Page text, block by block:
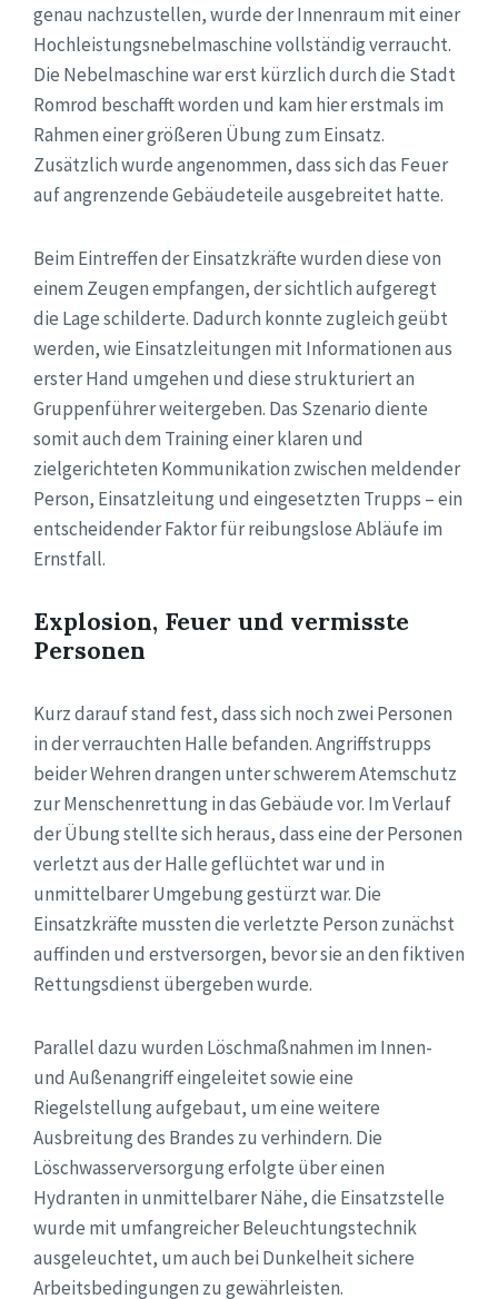
genau nachzustellen, wurde der Innenraum mit einer
Hochleistungsnebelmaschine vollständig verraucht.
Die Nebelmaschine war erst kürzlich durch die Stadt
Romrod beschafft worden und kam hier erstmals im
Rahmen einer größeren Übung zum Einsatz.
Zusätzlich wurde angenommen, dass sich das Feuer
auf angrenzende Gebäudeteile ausgebreitet hatte.
Beim Eintreffen der Einsatzkräfte wurden diese von
einem Zeugen empfangen, der sichtlich aufgeregt
die Lage schilderte. Dadurch konnte zugleich geübt
werden, wie Einsatzleitungen mit Informationen aus
erster Hand umgehen und diese strukturiert an
Gruppenführer weitergeben. Das Szenario diente
somit auch dem Training einer klaren und
zielgerichteten Kommunikation zwischen meldender
Person, Einsatzleitung und eingesetzten Trupps – ein
entscheidender Faktor für reibungslose Abläufe im
Ernstfall.
Explosion, Feuer und vermisste
Personen
Kurz darauf stand fest, dass sich noch zwei Personen
in der verrauchten Halle befanden. Angriffstrupps
beider Wehren drangen unter schwerem Atemschutz
zur Menschenrettung in das Gebäude vor. Im Verlauf
der Übung stellte sich heraus, dass eine der Personen
verletzt aus der Halle geflüchtet war und in
unmittelbarer Umgebung gestürzt war. Die
Einsatzkräfte mussten die verletzte Person zunächst
auffinden und erstversorgen, bevor sie an den fiktiven
Rettungsdienst übergeben wurde.
Parallel dazu wurden Löschmaßnahmen im Innen-
und Außenangriff eingeleitet sowie eine
Riegelstellung aufgebaut, um eine weitere
Ausbreitung des Brandes zu verhindern. Die
Löschwasserversorgung erfolgte über einen
Hydranten in unmittelbarer Nähe, die Einsatzstelle
wurde mit umfangreicher Beleuchtungstechnik
ausgeleuchtet, um auch bei Dunkelheit sichere
Arbeitsbedingungen zu gewährleisten.